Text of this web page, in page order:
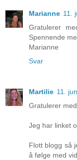
Marianne 11.
Gratulerer
Spennende
Marianne
Svar
Martilie 11.
Gratulerer
Jeg har linket
Flott blogg så
å følge med